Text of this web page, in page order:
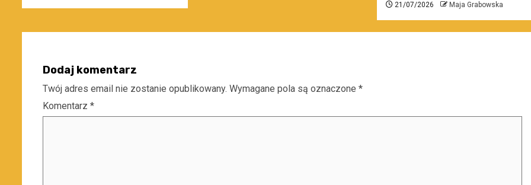
21/07/2026 Maja Grabowska
Dodaj komentarz
Twój adres email nie zostanie opublikowany. Wymagane pola są oznaczone *
Komentarz *